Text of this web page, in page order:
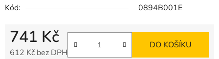
Kód:
0894B001E
741 Kč
612 Kč bez DPH
DO KOŠÍKU